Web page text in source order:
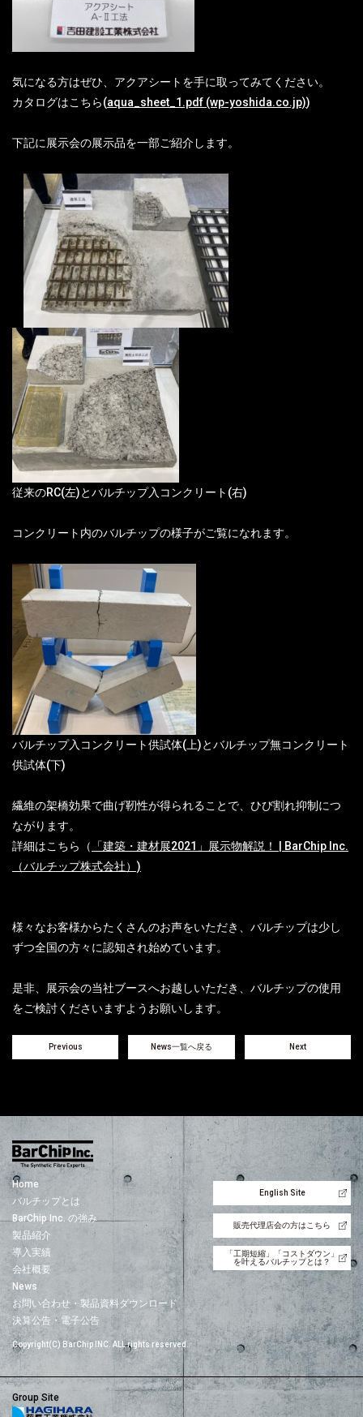
気になる方はぜひ、アクアシートを手に取ってみてください。
カタログはこちら(aqua_sheet_1.pdf (wp-yoshida.co.jp))
下記に展示会の展示品を一部ご紹介します。
従来のRC(左)とバルチップ入コンクリート(右)
コンクリート内のバルチップの様子がご覧になれます。
バルチップ入コンクリート供試体(上)とバルチップ無コンクリート
供試体(下)
繊維の架橋効果で曲げ靭性が得られることで、ひび割れ抑制につ
ながります。
詳細はこちら（
「建築・建材展2021」展示物解説！ | BarChip Inc.
（バルチップ株式会社）)
様々なお客様からたくさんのお声をいただき、バルチップは少し
ずつ全国の方々に認知され始めています。
是非、展示会の当社ブースへお越しいただき、バルチップの使用
をご検討くださいますようお願いします。
Previous News一覧へ戻る Next
Home
バルチップとは
BarChip Inc. の強み
製品紹介
導入実績
会社概要
News
お問い合わせ・製品資料ダウンロード
決算公告・電子公告
Copyright(C) BarChip INC. ALL rights reserved.
English Site
販売代理店会の方はこちら
「工期短縮」「コストダウン」
を叶えるバルチップとは？
Group Site